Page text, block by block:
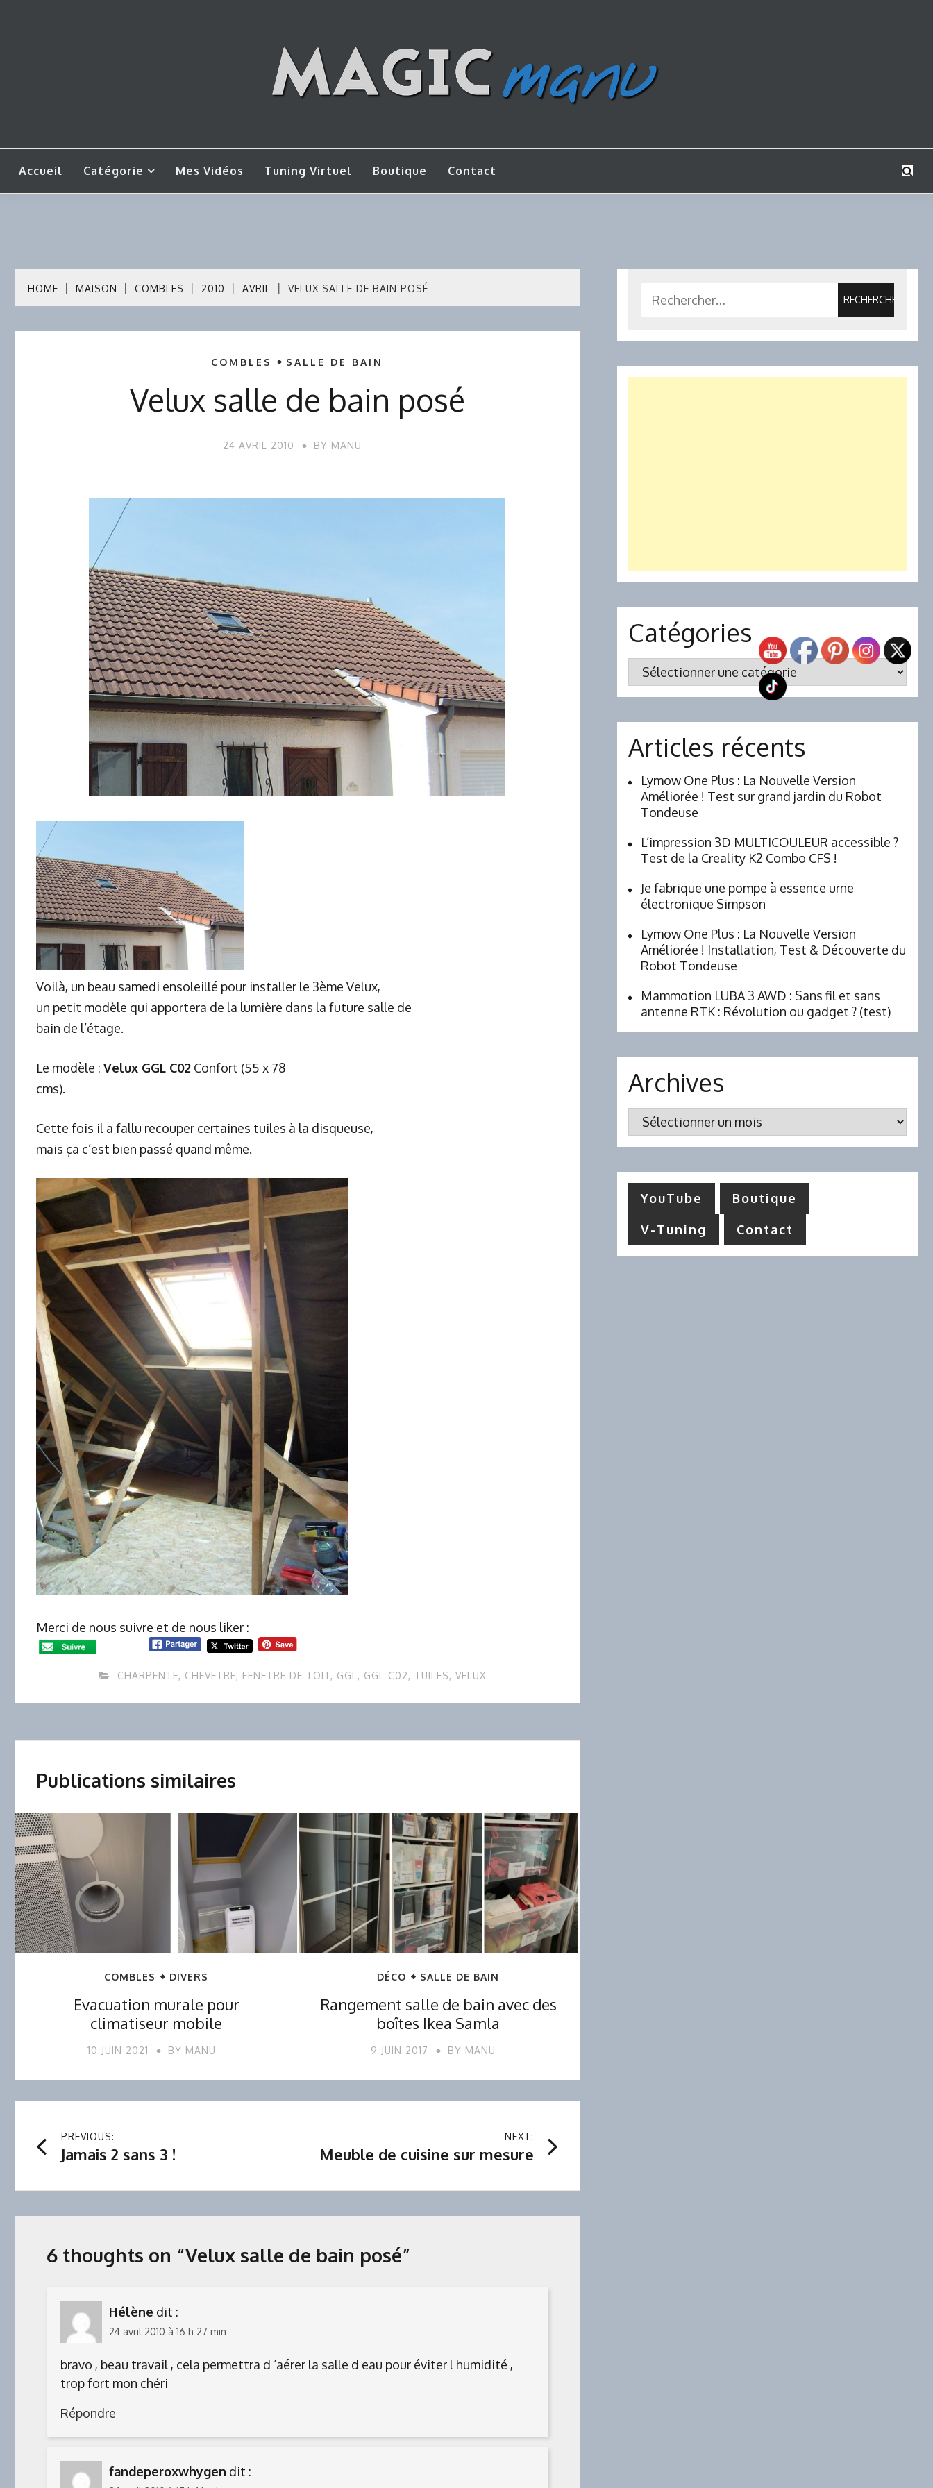
MAGICMANU
Accueil Catégorie Mes Vidéos Tuning Virtuel Boutique Contact
HOME MAISON COMBLES 2010 AVRIL VELUX SALLE DE BAIN POSÉ
COMBLES SALLE DE BAIN
Velux salle de bain posé
24 AVRIL 2010 BY MANU
Voilà, un beau samedi ensoleillé pour installer le 3ème Velux,
un petit modèle qui apportera de la lumière dans la future salle de
bain de l’étage.
Le modèle : Velux GGL C02 Confort (55 x 78
cms).
Cette fois il a fallu recouper certaines tuiles à la disqueuse,
mais ça c’est bien passé quand même.
Merci de nous suivre et de nous liker :
CHARPENTE, CHEVETRE, FENETRE DE TOIT, GGL , GGL C02, TUILES, VELUX
Publications similaires
COMBLES DIVERS
Evacuation murale pour
climatiseur mobile
10 JUIN 2021 BY MANU
DÉCO SALLE DE BAIN
Rangement salle de bain avec des
boîtes Ikea Samla
9 JUIN 2017 BY MANU
Navigation
l’article
PREVIOUS:
Jamais 2 sans 3 !
NEXT:
Meuble de cuisine sur mesure
6 thoughts on “Velux salle de bain posé”
Hélène dit :
24 avril 2010 à 16 h 27 min
bravo , beau travail , cela permettra d ‘aérer la salle d eau pour éviter l humidité ,
trop fort mon chéri
Répondre
fandeperoxwhygen dit :
Catégories
Catégories
Articles récents
Lymow One Plus : La Nouvelle Version
Améliorée ! Test sur grand jardin du Robot
Tondeuse
L’impression 3D MULTICOULEUR accessible ?
Test de la Creality K2 Combo CFS !
Je fabrique une pompe à essence urne
électronique Simpson
Lymow One Plus : La Nouvelle Version
Améliorée ! Installation, Test & Découverte du
Robot Tondeuse
Mammotion LUBA 3 AWD : Sans fil et sans
antenne RTK : Révolution ou gadget ? (test)
Archives
Archives
YouTube Boutique
V-Tuning Contact